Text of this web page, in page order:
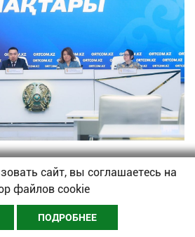
на грант «Тәуелсіздік
сайт, вы соглашаетесь на
файлов cookie
ПОДРОБНЕЕ